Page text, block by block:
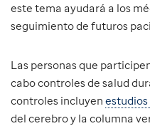
este tema ayudará a los
seguimiento de futuros
Las personas que
cabo controles de salud
controles incluyen
del cerebro y la columna